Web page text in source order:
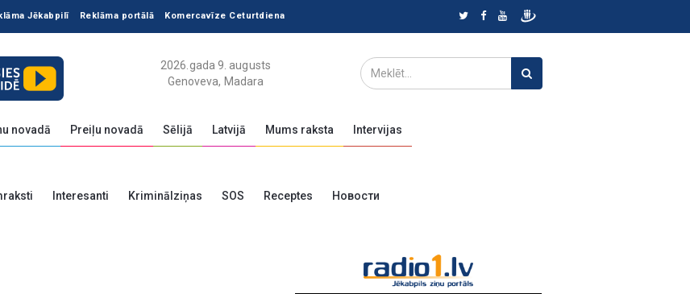
Jēkabpilī Reklāma portālā Komercavīze Ceturtdiena
2026.gada 9. augusts
Genoveva, Madara
novadā Preiļu novadā Sēlijā Latvijā Mums raksta Intervijas
Interesanti Kriminālziņas SOS Receptes Новости